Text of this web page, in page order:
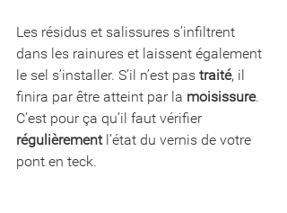
Les résidus et salissures s’infiltrent
dans les rainures et laissent également
le sel s’installer. S’il n’est pas traité, il
finira par être atteint par la moisissure.
C’est pour ça qu’il faut vérifier
régulièrement l’état du vernis de votre
pont en teck.